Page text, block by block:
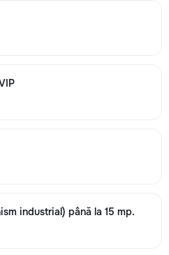
industrial) până la 15 mp.